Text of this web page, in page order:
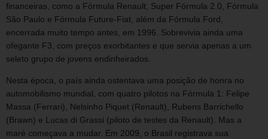
financeiras, como a Fórmula Renault, Super Fórmula 2.0, Fórmula
São Paulo e Fórmula Future-Fiat, além da Fórmula Ford,
encerrada muito tempo antes, em 1996. Sobrevivia ainda uma
ofegante F3, com preços exorbitantes e que servia apenas a um
seleto grupo de jovens endinheirados.
Nesta época, o país ainda ostentava uma posição de honra no
automobilismo mundial, com quatro pilotos na Fórmula 1: Felipe
Massa (Ferrari), Nelsinho Piquet (Renault), Rubens Barrichello
(Brawn) e Lucas di Grassi (piloto de testes da Renault). Mas a
maré começava a mudar. Em 2009, o Brasil registrava sua